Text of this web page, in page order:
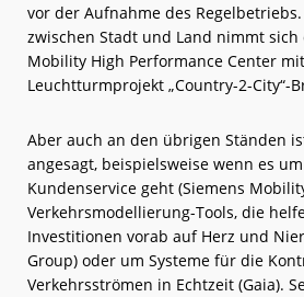
vor der Aufnahme des
zwischen Stadt und Land nimmt sich
Mobility High Performance Center
Leuchtturmprojekt „Country-2-City“-
Aber auch an den übrigen Ständen
angesagt, beispielsweise wenn es
Kundenservice geht (Siemens
Verkehrsmodellierung-Tools, die
Investitionen vorab auf Herz und
Group) oder um Systeme für die
Verkehrsströmen in Echtzeit (Gaia).